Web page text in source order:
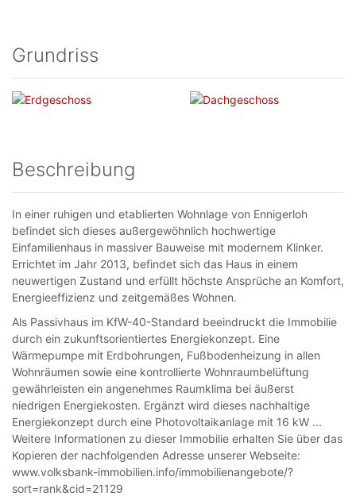
Grundriss
Beschreibung
In einer ruhigen und etablierten Wohnlage von Ennigerloh
befindet sich dieses außergewöhnlich hochwertige
Einfamilienhaus in massiver Bauweise mit modernem Klinker.
Errichtet im Jahr 2013, befindet sich das Haus in einem
neuwertigen Zustand und erfüllt höchste Ansprüche an Komfort,
Energieeffizienz und zeitgemäßes Wohnen.
Als Passivhaus im KfW-40-Standard beeindruckt die Immobilie
durch ein zukunftsorientiertes Energiekonzept. Eine
Wärmepumpe mit Erdbohrungen, Fußbodenheizung in allen
Wohnräumen sowie eine kontrollierte Wohnraumbelüftung
gewährleisten ein angenehmes Raumklima bei äußerst
niedrigen Energiekosten. Ergänzt wird dieses nachhaltige
Energiekonzept durch eine Photovoltaikanlage mit 16 kW ...
Weitere Informationen zu dieser Immobilie erhalten Sie über das
Kopieren der nachfolgenden Adresse unserer Webseite:
www.volksbank-immobilien.info/immobilienangebote/?
sort=rank&cid=21129